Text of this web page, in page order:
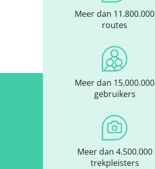
Meer dan 11.800.000
routes
Meer dan 15.000.000
gebruikers
Meer dan 4.500.000
trekpleisters